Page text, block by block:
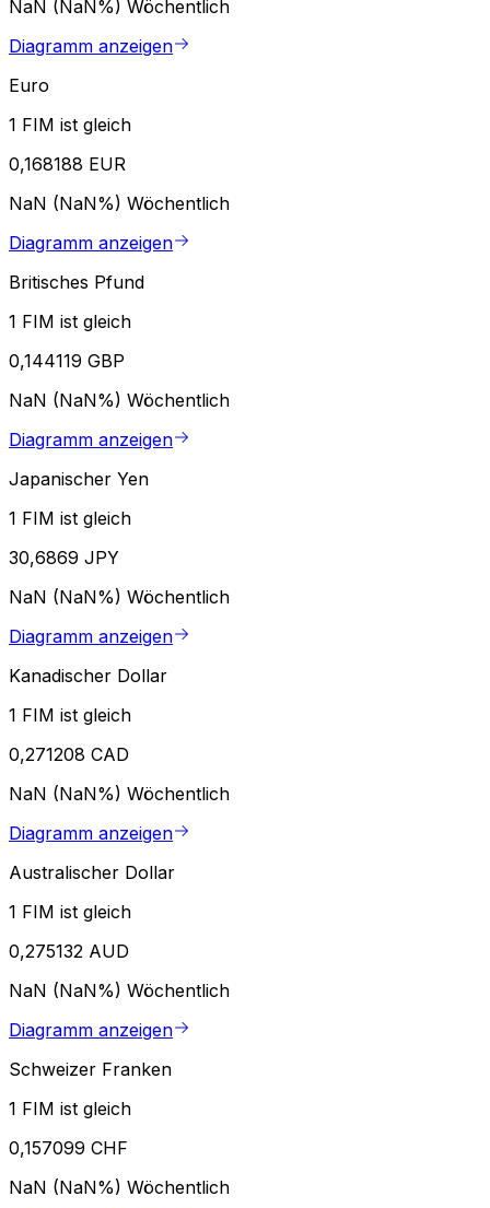
NaN (NaN%) Wöchentlich
Diagramm anzeigen
Euro
1 FIM ist gleich
0,168188 EUR
NaN (NaN%) Wöchentlich
Diagramm anzeigen
Britisches Pfund
1 FIM ist gleich
0,144119 GBP
NaN (NaN%) Wöchentlich
Diagramm anzeigen
Japanischer Yen
1 FIM ist gleich
30,6869 JPY
NaN (NaN%) Wöchentlich
Diagramm anzeigen
Kanadischer Dollar
1 FIM ist gleich
0,271208 CAD
NaN (NaN%) Wöchentlich
Diagramm anzeigen
Australischer Dollar
1 FIM ist gleich
0,275132 AUD
NaN (NaN%) Wöchentlich
Diagramm anzeigen
Schweizer Franken
1 FIM ist gleich
0,157099 CHF
NaN (NaN%) Wöchentlich